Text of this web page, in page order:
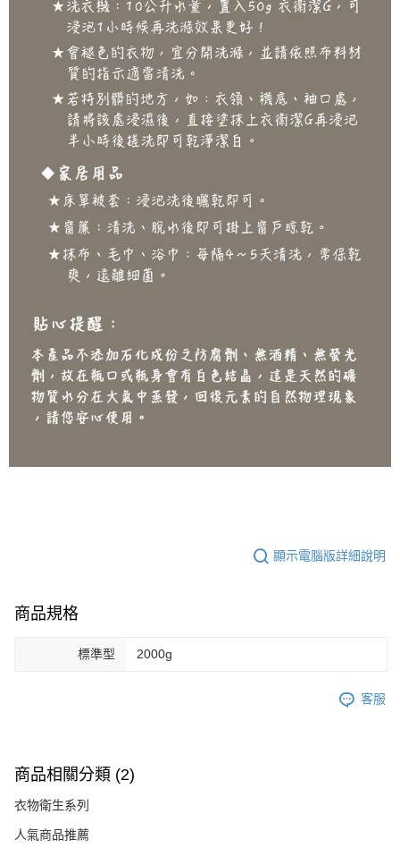
顯示電腦版詳細說明
商品規格
標準型 2000g
客服
商品相關分類 (2)
衣物衛生系列
人氣商品推薦